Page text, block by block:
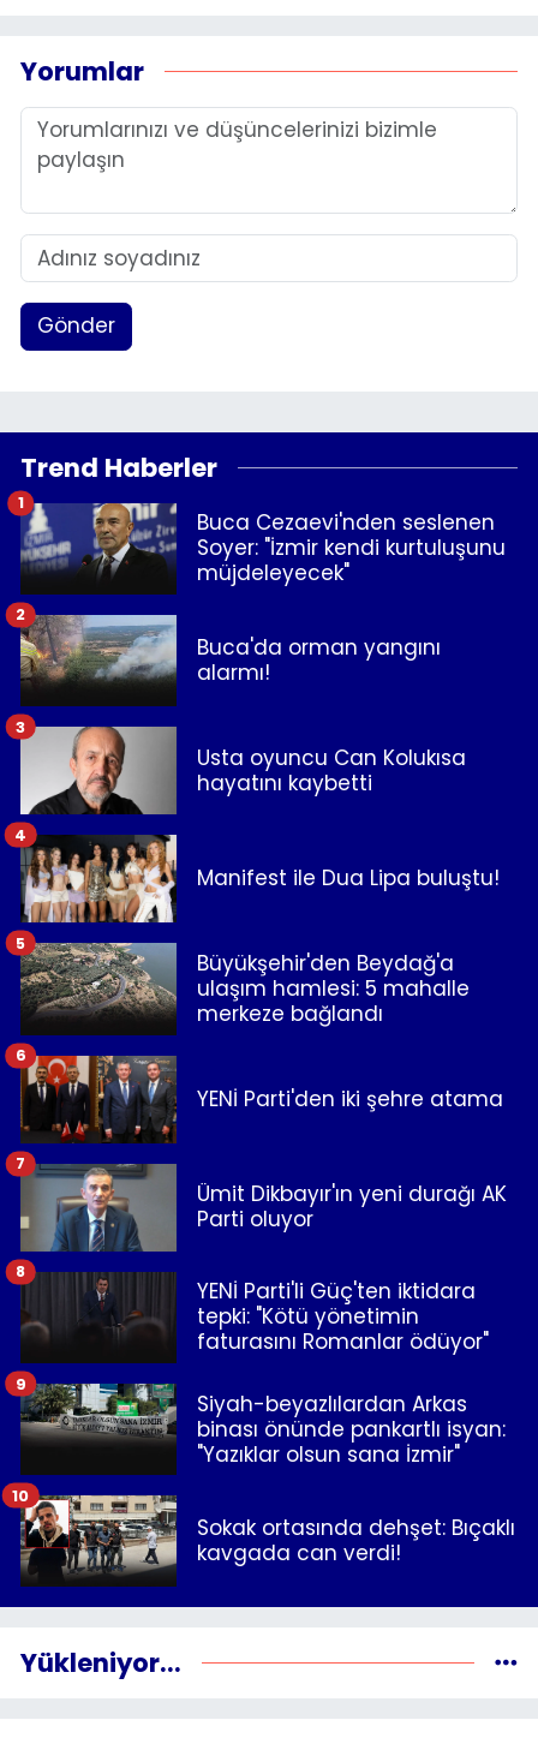
Yorumlar
Gönder
Trend Haberler
Buca Cezaevi'nden seslenen
Soyer: "İzmir kendi kurtuluşunu
müjdeleyecek"
1
Buca'da orman yangını
alarmı!
2
Usta oyuncu Can Kolukısa
hayatını kaybetti
3
Manifest ile Dua Lipa buluştu!
4
Büyükşehir'den Beydağ'a
ulaşım hamlesi: 5 mahalle
merkeze bağlandı
5
YENİ Parti'den iki şehre atama
6
Ümit Dikbayır'ın yeni durağı AK
Parti oluyor
7
YENİ Parti'li Güç'ten iktidara
tepki: "Kötü yönetimin
faturasını Romanlar ödüyor"
8
Siyah-beyazlılardan Arkas
binası önünde pankartlı isyan:
"Yazıklar olsun sana İzmir"
9
Sokak ortasında dehşet: Bıçaklı
kavgada can verdi!
10
Yükleniyor...